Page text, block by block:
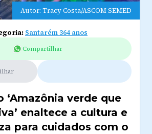
Autor: Tracy Costa/ASCOM SEMED
Santarém 364 anos
Compartilhar
‘Amazônia verde que
enaltece a cultura e
para cuidados com o